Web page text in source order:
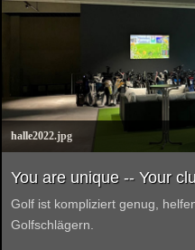
halle2022.jpg
You are unique -- Your
Golf ist kompliziert genug,
Golfschlägern.